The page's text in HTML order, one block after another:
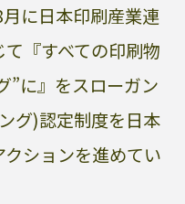
に日本印刷産業連
『すべての印刷物
”に』をスローガン
グ)認定制度を日本
ションを進めてい